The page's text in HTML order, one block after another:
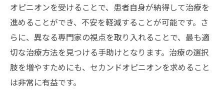
オピニオンを受けることで、患者自身が納得して治療を
進めることができ、不安を軽減することが可能です。さ
らに、異なる専門家の視点を取り入れることで、最も適
切な治療方法を見つける手助けとなります。治療の選択
肢を増やすためにも、セカンドオピニオンを求めること
は非常に有益です。